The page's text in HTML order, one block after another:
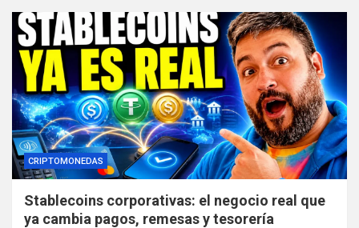
CRIPTOMONEDAS
Stablecoins corporativas: el negocio real que
ya cambia pagos, remesas y tesorería